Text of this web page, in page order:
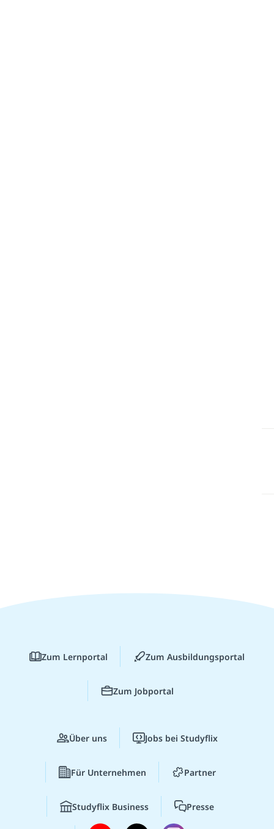
Zum Lernportal Zum Ausbildungsportal
Zum Jobportal
Über uns Jobs bei Studyflix
Für Unternehmen Partner
Studyflix Business Presse